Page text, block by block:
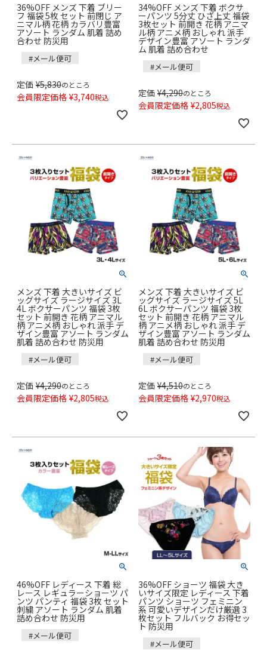
36%OFF メンズ 下着 ブリー
フ 福袋 5枚 セット 前閉じ ア
ニマル柄 花柄 カラバリ豊富
アソート ランダム 肌着 詰め
合わせ 防災用
#メール便可
定価 ¥5,830のところ
会員限定価格 ¥3,740税込
34%OFF メンズ 下着 ボクサ
ーパンツ 5分丈 ひざ上丈 福袋
3枚セット 前開き 花柄 アニマ
ル柄 アニメ柄 おしゃれ 派手
デザイン豊富 アソート ランダ
ム 肌着 詰め合わせ
#メール便可
定価 ¥4,290のところ
会員限定価格 ¥2,805税込
メンズ 下着 大きいサイズ ビ
ッグサイズ ラージサイズ 3L
4L ボクサーパンツ 福袋 3枚
セット 前開き 花柄 アニマル
柄 アニメ柄 おしゃれ 派手 デ
ザイン豊富 アソート ランダム
肌着 詰め合わせ 防災用
#メール便可
定価 ¥4,290のところ
会員限定価格 ¥2,805税込
メンズ 下着 大きいサイズ ビ
ッグサイズ ラージサイズ 5L
6L ボクサーパンツ 福袋 3枚
セット 前開き 花柄 アニマル
柄 アニメ柄 おしゃれ 派手 デ
ザイン豊富 アソート ランダム
肌着 詰め合わせ 防災用
#メール便可
定価 ¥4,510のところ
会員限定価格 ¥2,970税込
46%OFF レディース 下着 総
レース レギュラーショーツ パ
ンツ パンティ 福袋 3枚 セット
刺繍 アソート ランダム 肌着
詰め合わせ 防災用
#メール便可
36%OFF ショーツ 福袋 大き
いサイズ限定 レディース 下着
パンツ ショーツ フェミニン
系 可愛いデザインだけ厳選 3
枚セット フルバック お得セッ
ト 防災用
#メール便可